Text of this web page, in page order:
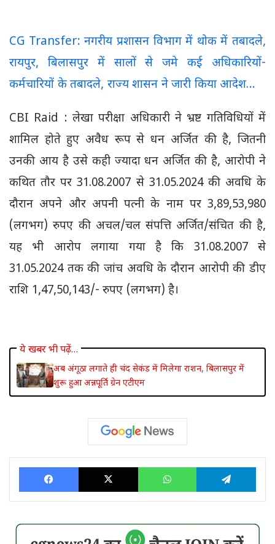
CG Transfer: नगरीय प्रशासन विभाग में थोक में तबादले,
रायपुर, बिलासपुर में सालों से जमे कई अधिकारियों-
कर्मचारियों के तबादले, राज्य शासन ने जारी किया आदेश…
CBI Raid : लेखा परीक्षा अधिकारी ने भ्रष्ट गतिविधियों में
शामिल होते हुए अवैध रूप से धन अर्जित की है, जितनी
उनकी आय है उसे कही ज्यादा धन अर्जित की है, आरोपी ने
कथित तौर पर 31.08.2007 से 31.05.2024 की अवधि के
दौरान अपने और अपनी पत्नी के नाम पर 3,89,53,980
(लगभग) रुपए की अचल/चल संपत्ति अर्जित/संचित की है,
यह भी आरोप लगाया गया है कि 31.08.2007 से
31.05.2024 तक की जांच अवधि के दौरान आरोपी की डीए
राशि 1,47,50,143/- रुपए (लगभग) है।
ये खबर भी पढ़ें…
अब अंगूठा लगाते ही चंद सेकंड में मिलेगा राशन, बिलासपुर में
शुरू हुआ अन्नपूर्ति ग्रेन एटीएम
Facebook X WhatsApp